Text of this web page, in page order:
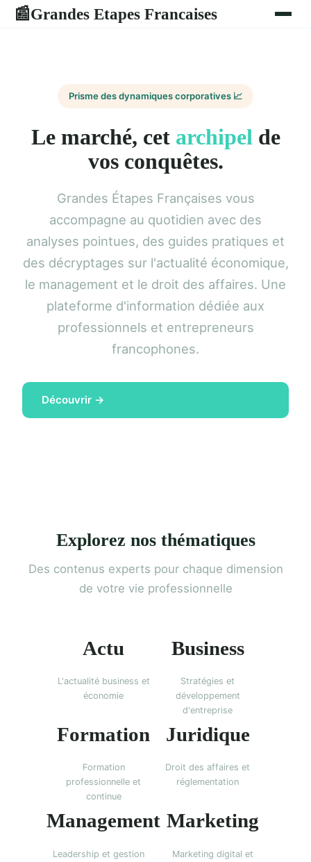
📰Grandes Etapes Francaises
Prisme des dynamiques corporatives 📈
Le marché, cet archipel de
vos conquêtes.
Grandes Étapes Françaises vous
accompagne au quotidien avec des
analyses pointues, des guides pratiques et
des décryptages sur l'actualité économique,
le management et le droit des affaires. Une
plateforme d'information dédiée aux
professionnels et entrepreneurs
francophones.
Découvrir →
Explorez nos thématiques
Des contenus experts pour chaque dimension
de votre vie professionnelle
Actu
L'actualité business et
économie
Business
Stratégies et
développement
d'entreprise
Formation
Formation
professionnelle et
continue
Juridique
Droit des affaires et
réglementation
Management
Leadership et gestion
Marketing
Marketing digital et